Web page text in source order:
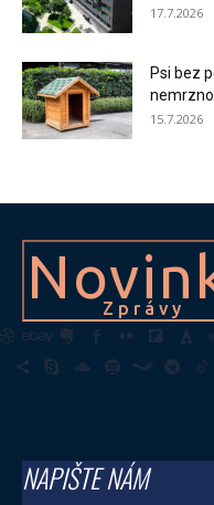
17.7.2026
Psi bez
15.7.2026
Zprávy
NAPIŠTE NÁM